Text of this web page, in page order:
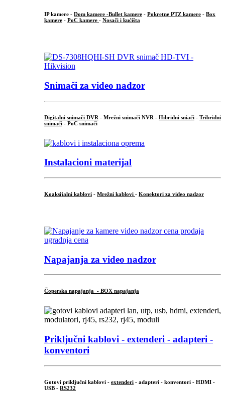
IP kamere - Dom kamere -Bullet kamere - Pokretne PTZ kamere - Box
kamere - PoC kamere - Nosači i kućišta
Snimači za video nadzor
Digitalni snimači DVR - Mrežni snimači NVR - Hibridni sniači - Tribridni
snimači - PoC snimači
Instalacioni materijal
Koaksijalni kablovi - Mrežni kablovi - Konektori za video nadzor
Napajanja za video nadzor
Čoperska napajanja - BOX napajanja
Priključni kablovi - extenderi - adapteri -
konventori
Gotovi priključni kablovi - extenderi - adapteri - konventori - HDMI -
USB - RS232